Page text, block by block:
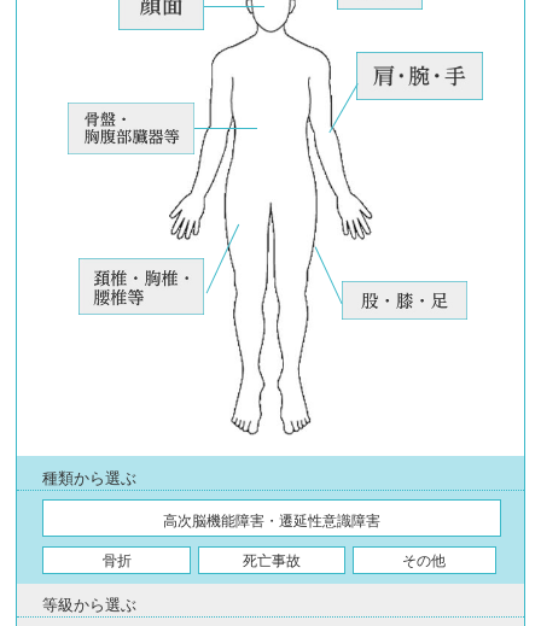
種類から選ぶ
高次脳機能障害・遷延性意識障害
骨折 死亡事故 その他
等級から選ぶ